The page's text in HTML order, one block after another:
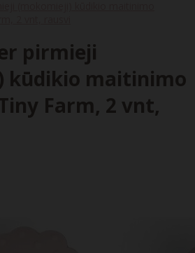
pirmieji
kūdikio maitinimo
Farm, 2 vnt,